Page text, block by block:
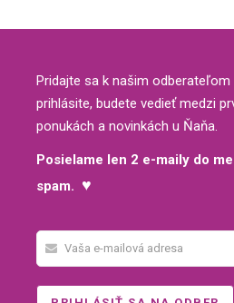
Pridajte sa k našim
prihlásite, budete vedieť medzi
ponukách a novinkách u Ňaňa.
Posielame len 2 e-maily do
spam. ♥